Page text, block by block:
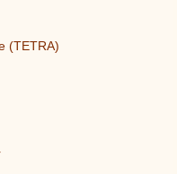
(TETRA)